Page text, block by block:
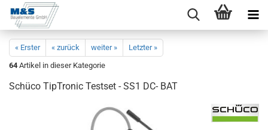
« Erster « zurück weiter »
Letzter »
64 Artikel in dieser Kategorie
Schü­co TipTro­nic Test­set - SS1 DC- BAT